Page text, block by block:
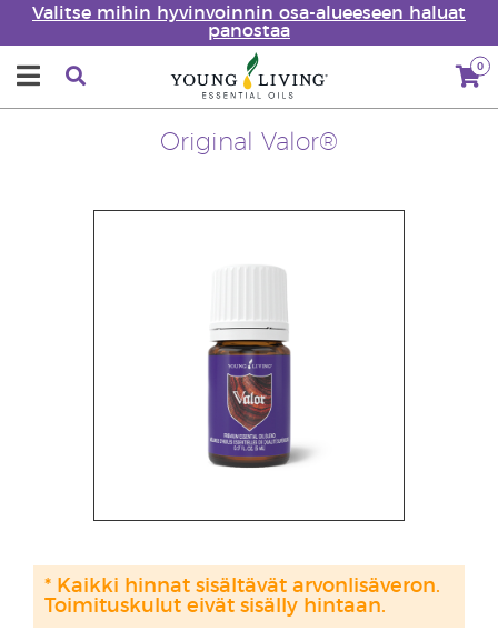
Valitse mihin hyvinvoinnin osa-alueeseen haluat
panostaa
0
Original Valor®
* Kaikki hinnat sisältävät arvonlisäveron.
Toimituskulut eivät sisälly hintaan.